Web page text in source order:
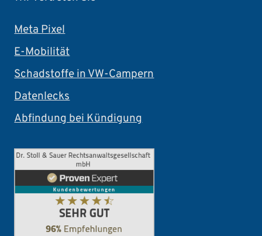
Meta Pixel
E-Mobilität
Schadstoffe in VW-Campern
Datenlecks
Abfindung bei Kündigung